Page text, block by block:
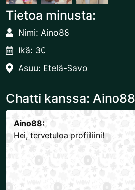
Tietoa minusta:
Nimi: Aino88
Ikä: 30
Asuu: Etelä-Savo
Chatti kanssa: Aino88
Aino88:
Hei, tervetuloa profiiliini!